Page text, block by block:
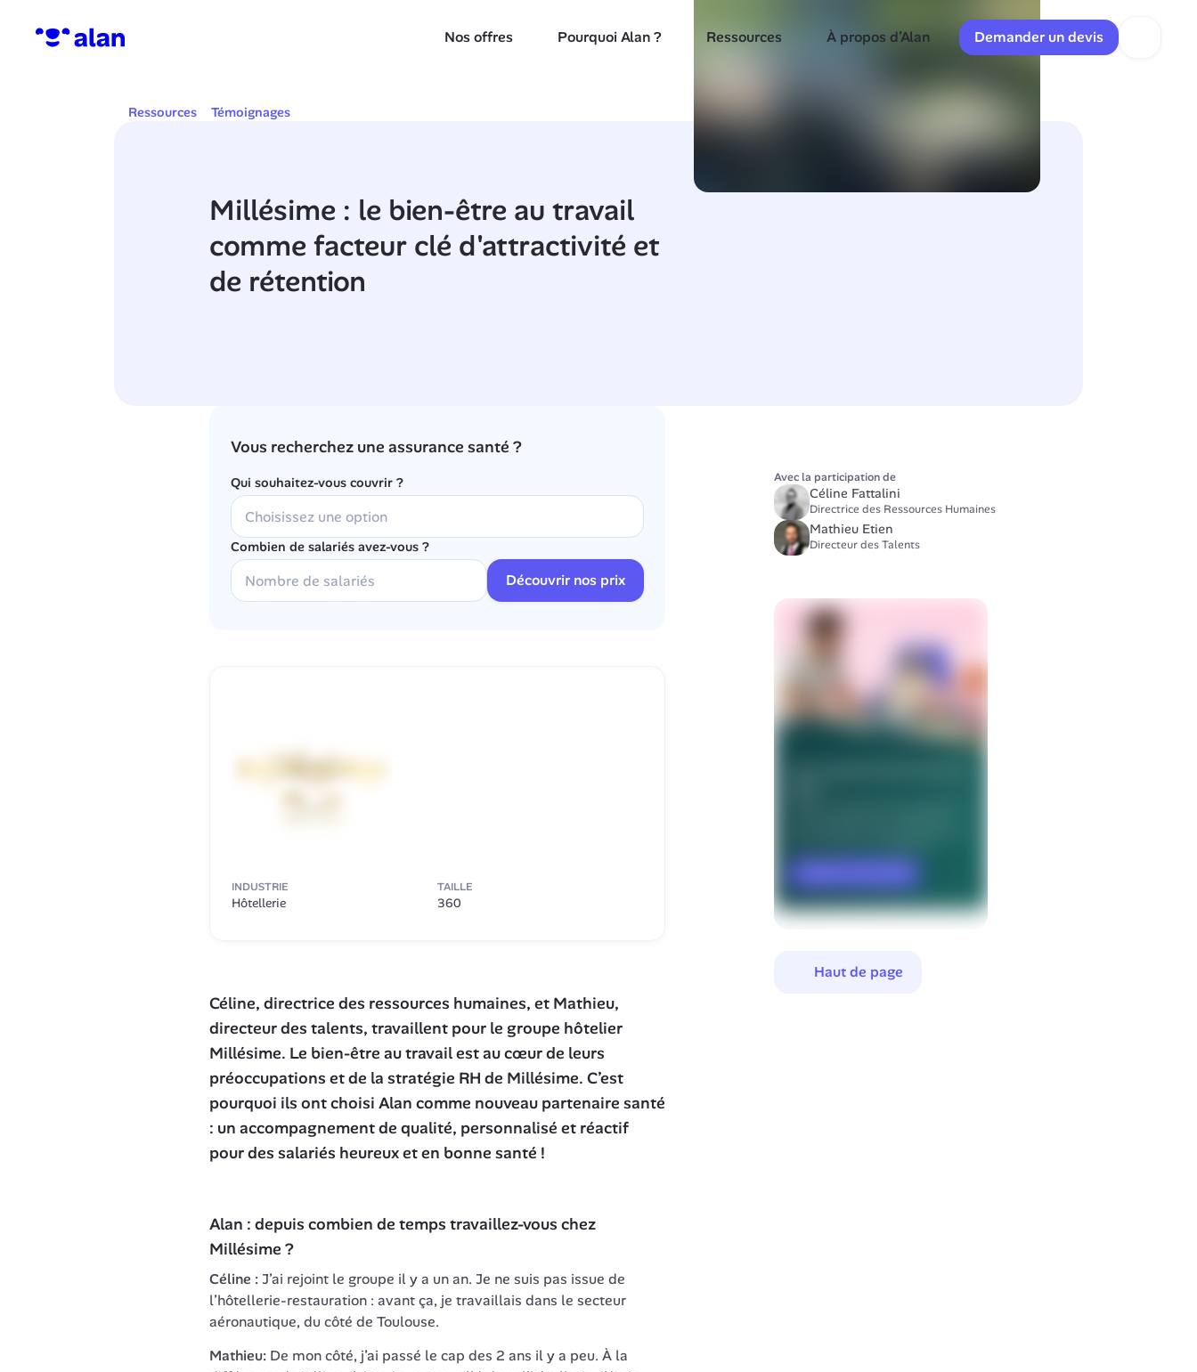
Nos offres Pourquoi Alan ? Ressources À propos d’Alan Demander un devis
Ressources Témoignages
Millésime : le bien-être au travail
comme facteur clé d'attractivité et
de rétention
Vous recherchez une assurance santé ?
Qui souhaitez-vous couvrir ?
Combien de salariés avez-vous ?
Découvrir nos prix
INDUSTRIE
Hôtellerie
TAILLE
360
Céline, directrice des ressources humaines, et Mathieu,
directeur des talents, travaillent pour le groupe hôtelier
Millésime. Le bien-être au travail est au cœur de leurs
préoccupations et de la stratégie RH de Millésime. C’est
pourquoi ils ont choisi Alan comme nouveau partenaire santé
: un accompagnement de qualité, personnalisé et réactif
pour des salariés heureux et en bonne santé !
Alan : depuis combien de temps travaillez-vous chez
Millésime ?
Céline : J’ai rejoint le groupe il y a un an. Je ne suis pas issue de
l’hôtellerie-restauration : avant ça, je travaillais dans le secteur
aéronautique, du côté de Toulouse.
Mathieu: De mon côté, j’ai passé le cap des 2 ans il y a peu. À la
Avec la participation de
Céline Fattalini
Directrice des Ressources Humaines
Mathieu Etien
Directeur des Talents
Haut de page